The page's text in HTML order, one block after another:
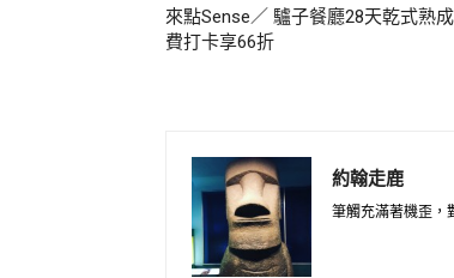
來點Sense／ 驢子餐廳28天乾式熟
費打卡享66折
約翰走鹿
筆觸充滿著機歪，